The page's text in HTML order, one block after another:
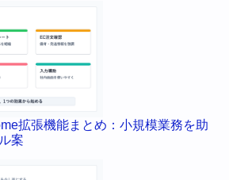
拡張機能まとめ：小規模業務を助
案